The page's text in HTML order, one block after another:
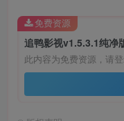
追鸭影视v1.5.3.1纯净
此内容为免费资源，请
免费资源